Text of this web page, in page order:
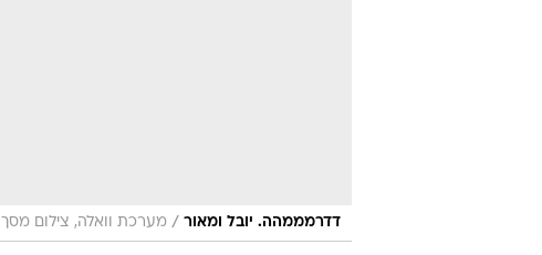
דדרמממהה. יובל ומאור / מערכת וואלה, צילום מסך